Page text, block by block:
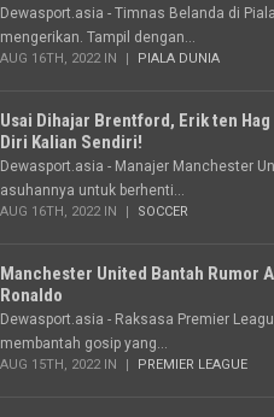
Dewasport.asia - Timnas Belanda di
mengerikan. Tampil dengan...
AUG 16TH, 2022 IN PIALA DUNIA
Usai Dihajar Brentford, Erik ten
Diri Kalian Sendiri!
Dewasport.asia - Manajer Manchester
asuhannya untuk berhenti...
AUG 16TH, 2022 IN SOCCER
Manchester United Bantah Rumor
Ronaldo
Dewasport.asia - Raksasa Premier
membantah gosip yang...
AUG 15TH, 2022 IN PREMIER LEAGUE